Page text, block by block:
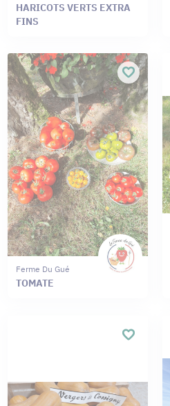
HARICOTS VERTS EXTRA
FINS
Ferme Du Gué
TOMATE